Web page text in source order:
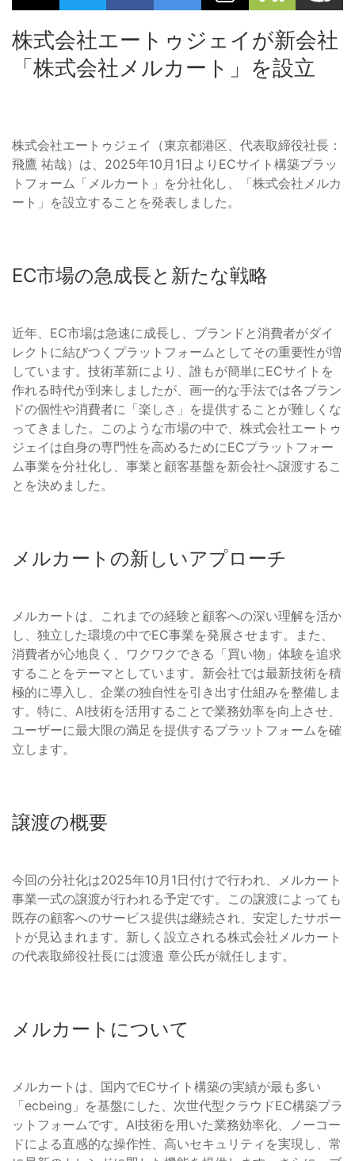
株式会社エートゥジェイが新会社
「株式会社メルカート」を設立
株式会社エートゥジェイ（東京都港区、代表取締役社長：
飛鷹 祐哉）は、2025年10月1日よりECサイト構築プラッ
トフォーム「メルカート」を分社化し、「株式会社メルカ
ート」を設立することを発表しました。
EC市場の急成長と新たな戦略
近年、EC市場は急速に成長し、ブランドと消費者がダイ
レクトに結びつくプラットフォームとしてその重要性が増
しています。技術革新により、誰もが簡単にECサイトを
作れる時代が到来しましたが、画一的な手法では各ブラン
ドの個性や消費者に「楽しさ」を提供することが難しくな
ってきました。このような市場の中で、株式会社エートゥ
ジェイは自身の専門性を高めるためにECプラットフォー
ム事業を分社化し、事業と顧客基盤を新会社へ譲渡するこ
とを決めました。
メルカートの新しいアプローチ
メルカートは、これまでの経験と顧客への深い理解を活か
し、独立した環境の中でEC事業を発展させます。また、
消費者が心地良く、ワクワクできる「買い物」体験を追求
することをテーマとしています。新会社では最新技術を積
極的に導入し、企業の独自性を引き出す仕組みを整備しま
す。特に、AI技術を活用することで業務効率を向上させ、
ユーザーに最大限の満足を提供するプラットフォームを確
立します。
譲渡の概要
今回の分社化は2025年10月1日付けで行われ、メルカート
事業一式の譲渡が行われる予定です。この譲渡によっても
既存の顧客へのサービス提供は継続され、安定したサポー
トが見込まれます。新しく設立される株式会社メルカート
の代表取締役社長には渡邉 章公氏が就任します。
メルカートについて
メルカートは、国内でECサイト構築の実績が最も多い
「ecbeing」を基盤にした、次世代型クラウドEC構築プラ
ットフォームです。AI技術を用いた業務効率化、ノーコー
ドによる直感的な操作性、高いセキュリティを実現し、常